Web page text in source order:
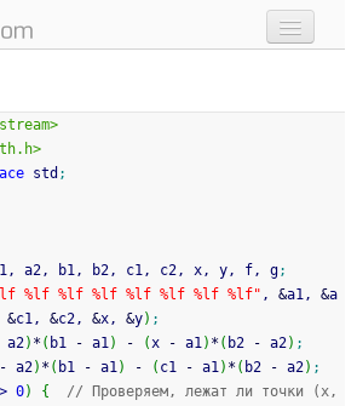
std ;
a2, b1, b2, c1, c2, x, y, f, g;
%lf %lf %lf %lf %lf %lf %lf" , &a1, &a
&c1, &c2, &x, &y) ;
a2) * ( b1 - a1) - (x - a1) * ( b2 - a2) ;
- a2) * ( b1 - a1) - ( c1 - a1) * ( b2 - a2) ;
> 0) {
// Проверяем, лежат ли точки (x,